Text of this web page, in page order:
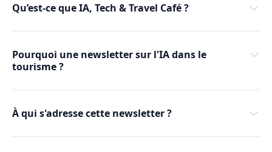
Qu’est-ce que IA, Tech & Travel Café ?
Newsletter mensuelle
dossiers de fond
Pourquoi une newsletter sur l'IA dans le
tourisme ?
À qui s'adresse cette newsletter ?